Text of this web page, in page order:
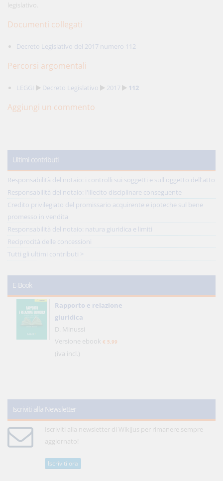
legislativo.
Documenti collegati
Decreto Legislativo del 2017 numero 112
Percorsi argomentali
LEGGI Decreto Legislativo 2017 112
Aggiungi un commento
Ultimi contributi
Responsabilità del notaio: i controlli sui soggetti e sull'oggetto dell'atto
Responsabilità del notaio: l'illecito disciplinare conseguente
Credito privilegiato del promissario acquirente e ipoteche sul bene
promesso in vendita
Responsabilità del notaio: natura giuridica e limiti
Reciprocità delle concessioni
Tutti gli ultimi contributi >
E-Book
Rapporto e relazione
giuridica
D. Minussi
Versione ebook € 5,99
(iva incl.)
Iscriviti alla Newsletter
Iscriviti alla newsletter di WikiJus per rimanere sempre
aggiornato!
Iscriviti ora